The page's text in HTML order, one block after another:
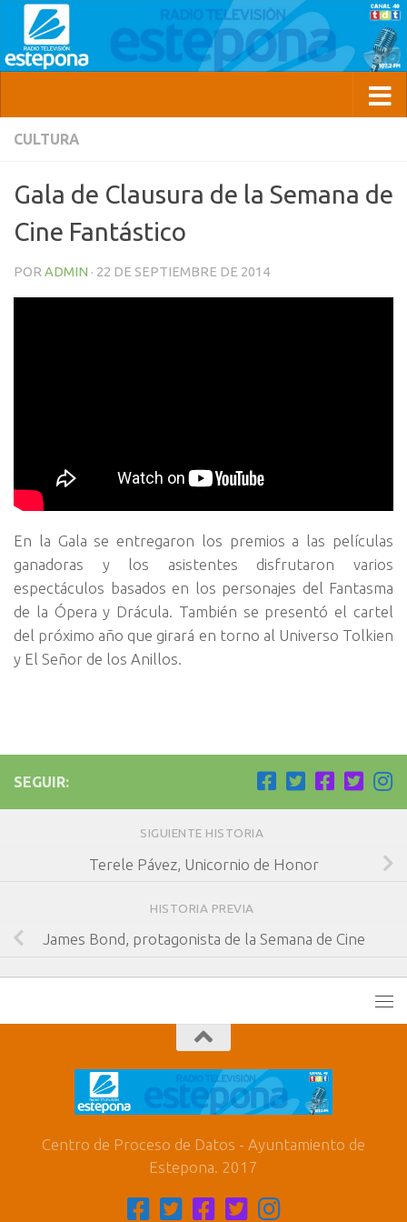
CULTURA
Gala de Clausura de la Semana de
Cine Fantástico
POR ADMIN · 22 DE SEPTIEMBRE DE 2014
En la Gala se entregaron los premios a las películas
ganadoras y los asistentes disfrutaron varios
espectáculos basados en los personajes del Fantasma
de la Ópera y Drácula. También se presentó el cartel
del próximo año que girará en torno al Universo Tolkien
y El Señor de los Anillos.
SEGUIR:
SIGUIENTE HISTORIA
Terele Pávez, Unicornio de Honor
HISTORIA PREVIA
James Bond, protagonista de la Semana de Cine
Centro de Proceso de Datos - Ayuntamiento de
Estepona. 2017